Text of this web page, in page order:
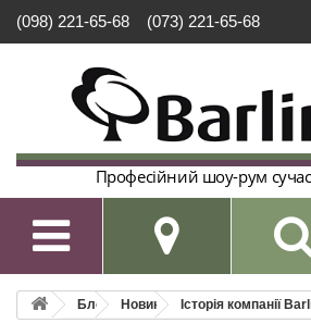
(098) 221-65-68 (073) 221-65-68
Професійний шоу-рум

Блог Новини Історія компанії